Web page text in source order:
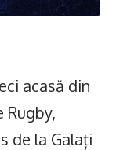
acasă din
Rugby,
de la Galați